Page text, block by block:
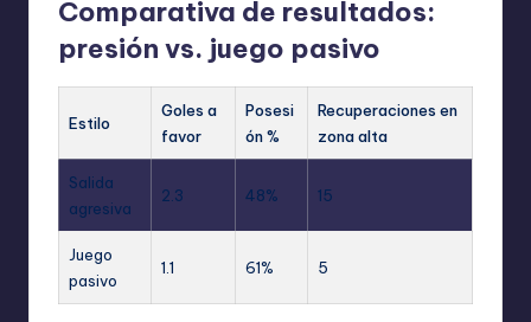
Comparativa de resultados:
presión vs. juego pasivo
Estilo
Goles a
favor
Posesi
ón %
Recuperaciones en
zona alta
Salida
agresiva
2.3 48% 15
Juego
pasivo
1.1 61% 5